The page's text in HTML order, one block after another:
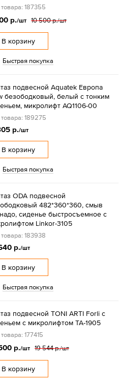
187355
р./шт 10 500 р./шт
В корзину
Быстрая покупка
подвесной Aquatek Европа
безободковый, белый с тонким
микролифт AQ1106-00
189275
р./шт
В корзину
Быстрая покупка
ODA подвесной
482*360*360, смыв
сиденье быстросъемное с
Linkor-3105
183938
р./шт
В корзину
Быстрая покупка
подвесной TONI ARTI Forli с
с микролифтом TA-1905
177415
р./шт 19 544 р./шт
В корзину